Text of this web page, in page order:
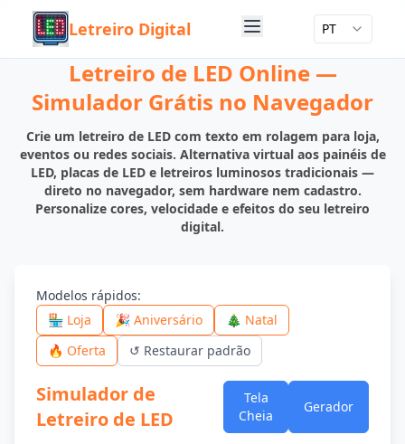
Letreiro Digital PT
Letreiro de LED Online —
Simulador Grátis no Navegador
Crie um letreiro de LED com texto em rolagem para loja,
eventos ou redes sociais. Alternativa virtual aos painéis de
LED, placas de LED e letreiros luminosos tradicionais —
direto no navegador, sem hardware nem cadastro.
Personalize cores, velocidade e efeitos do seu letreiro
digital.
Modelos rápidos:
🏪 Loja
🎉 Aniversário
🎄 Natal
🔥 Oferta
↺ Restaurar padrão
Simulador de
Letreiro de LED
Tela
Cheia
Gerador